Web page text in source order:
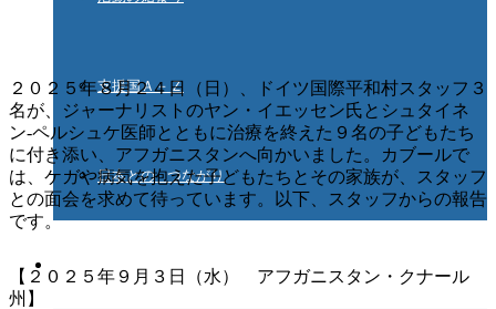
支援国Ａ－Ｚ
日本との つながり
ご協力ください
２０２５年８月２４日（日）、ドイツ国際平和村スタッフ３
名が、ジャーナリストのヤン・イエッセン氏とシュタイネ
ン-ペルシュケ医師とともに治療を終えた９名の子どもたち
に付き添い、アフガニスタンへ向かいました。カブールで
は、ケガや病気を抱えた子どもたちとその家族が、スタッフ
との面会を求めて待っています。以下、スタッフからの報告
です。
【２０２５年９月３日（水） アフガニスタン・クナール
州】